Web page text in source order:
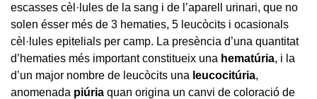
escasses cèl·lules de la sang i de l’aparell urinari, que no
solen ésser més de 3 hematies, 5 leucòcits i ocasionals
cèl·lules epitelials per camp. La presència d’una quantitat
d’hematies més important constitueix una hematúria, i la
d’un major nombre de leucòcits una leucocitúria,
anomenada piúria quan origina un canvi de coloració de